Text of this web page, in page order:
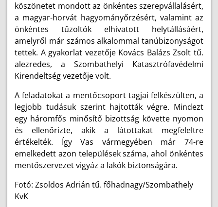
köszönetet mondott az önkéntes szerepvállalásért,
a magyar-horvát hagyományőrzésért, valamint az
önkéntes tűzoltók elhivatott helytállásáért,
amelyről már számos alkalommal tanúbizonyságot
tettek. A gyakorlat vezetője Kovács Balázs Zsolt tű.
alezredes, a Szombathelyi Katasztrófavédelmi
Kirendeltség vezetője volt.
A feladatokat a mentőcsoport tagjai felkészülten, a
legjobb tudásuk szerint hajtották végre. Mindezt
egy háromfős minősítő bizottság követte nyomon
és ellenőrizte, akik a látottakat megfeleltre
értékelték. Így Vas vármegyében már 74-re
emelkedett azon települések száma, ahol önkéntes
mentőszervezet vigyáz a lakók biztonságára.
Fotó: Zsoldos Adrián tű. főhadnagy/Szombathely
KvK